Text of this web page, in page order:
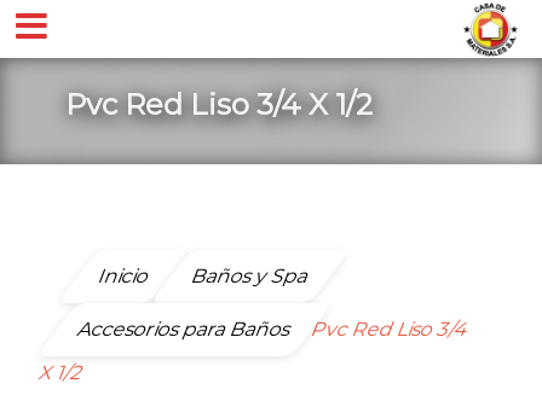
Pvc Red Liso 3/4 X 1/2
Inicio Baños y Spa
Accesorios para Baños
Pvc Red Liso 3/4
X 1/2